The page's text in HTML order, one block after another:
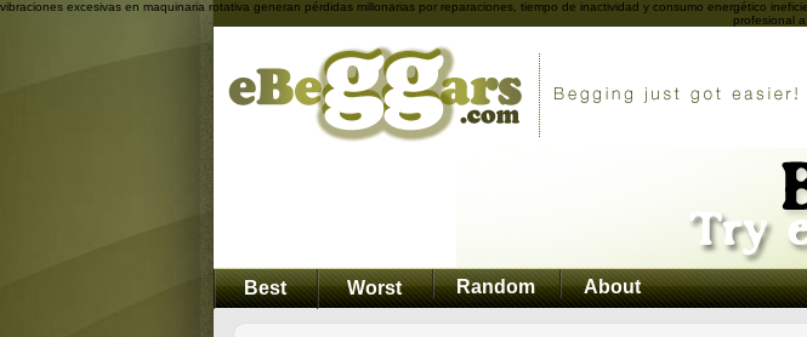
vibraciones excesivas en maquinaria rotativa generan pérdidas millonarias por reparaciones, tiempo de inactividad y consumo energético
profesional
Best Worst Random About